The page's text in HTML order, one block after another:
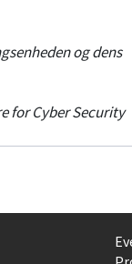
og dens
for Cyber Security